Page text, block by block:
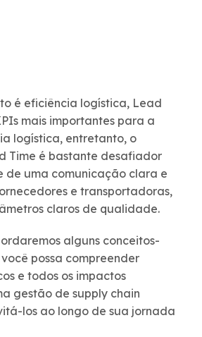
é eficiência logística, Lead
mais importantes para a
logística, entretanto, o
Time é bastante desafiador
de uma comunicação clara e
e transportadoras,
claros de qualidade.
alguns conceitos-
possa compreender
e todos os impactos
gestão de supply chain
los ao longo de sua jornada